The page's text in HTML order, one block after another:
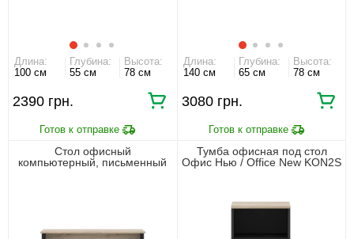
Длина:
100 см
Глубина:
55 см
Высота:
78 см
2390 грн.
Длина:
140 см
Глубина:
65 см
Высота:
78 см
3080 грн.
Стол офисный
компьютерный, письменный
Тумба офисная под стол
Офис Нью / Office New KON2S